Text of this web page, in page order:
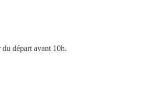
départ avant 10h.